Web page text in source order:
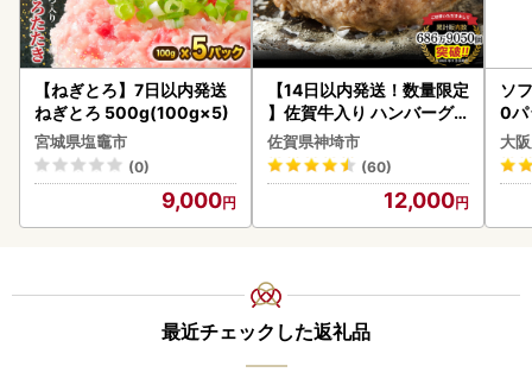
【ねぎとろ】7日以内発送
ねぎとろ 500g(100g×5)
宮城県塩竈市
(0)
9,000
【14日以内発送！数量限定
】佐賀牛入り ハンバーグ 2
2個 2.6kg(120g×22個)(H
083106)
佐賀県神埼市
(60)
12,000
ソ
0
大
最近チェックした返礼品